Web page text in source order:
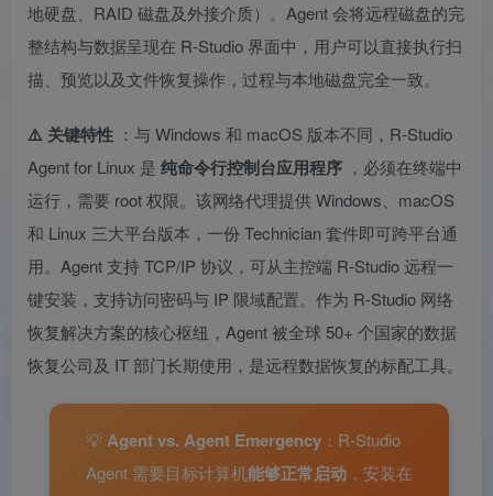
地硬盘、RAID 磁盘及外接介质）。Agent 会将远程磁盘的完
整结构与数据呈现在 R‑Studio 界面中，用户可以直接执行扫
描、预览以及文件恢复操作，过程与本地磁盘完全一致。
⚠️ 关键特性 ：与 Windows 和 macOS 版本不同，R‑Studio
Agent for Linux 是 纯命令行控制台应用程序 ，必须在终端中
运行，需要 root 权限。该网络代理提供 Windows、macOS
和 Linux 三大平台版本，一份 Technician 套件即可跨平台通
用。Agent 支持 TCP/IP 协议，可从主控端 R‑Studio 远程一
键安装，支持访问密码与 IP 限域配置。作为 R‑Studio 网络
恢复解决方案的核心枢纽，Agent 被全球 50+ 个国家的数据
恢复公司及 IT 部门长期使用，是远程数据恢复的标配工具。
💡Agent vs. Agent Emergency ：R‑Studio
Agent 需要目标计算机能够正常启动 ，安装在